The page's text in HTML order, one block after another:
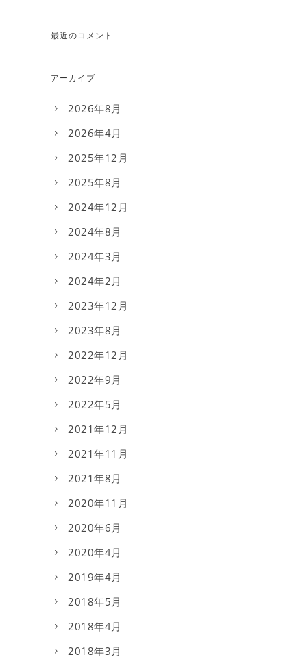
最近のコメント
アーカイブ
2026年8月
2026年4月
2025年12月
2025年8月
2024年12月
2024年8月
2024年3月
2024年2月
2023年12月
2023年8月
2022年12月
2022年9月
2022年5月
2021年12月
2021年11月
2021年8月
2020年11月
2020年6月
2020年4月
2019年4月
2018年5月
2018年4月
2018年3月